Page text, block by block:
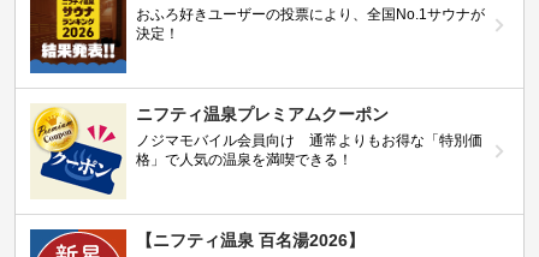
おふろ好きユーザーの投票により、全国No.1サウナが
決定！
ニフティ温泉プレミアムクーポン
ノジマモバイル会員向け 通常よりもお得な「特別価
格」で人気の温泉を満喫できる！
【ニフティ温泉 百名湯2026】